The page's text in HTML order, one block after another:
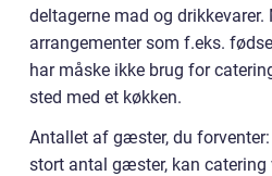
deltagerne mad og drikkevarer.
arrangementer som f.eks.
har måske ikke brug for
sted med et køkken.
Antallet af gæster, du
stort antal gæster, kan